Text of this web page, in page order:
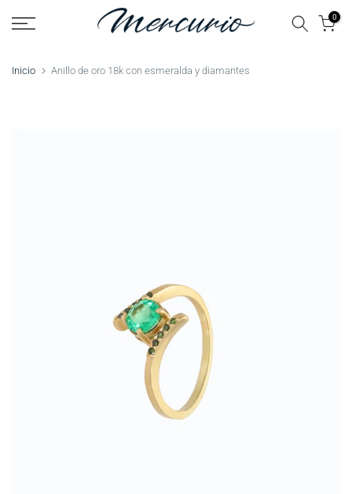
Saltar
al
0
Inicio Anillo de oro 18k con esmeralda y diamantes